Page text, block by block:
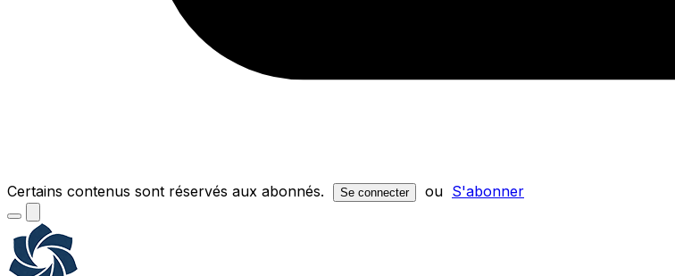
Certains contenus sont réservés aux abonnés. Se connecter ou S'abonner